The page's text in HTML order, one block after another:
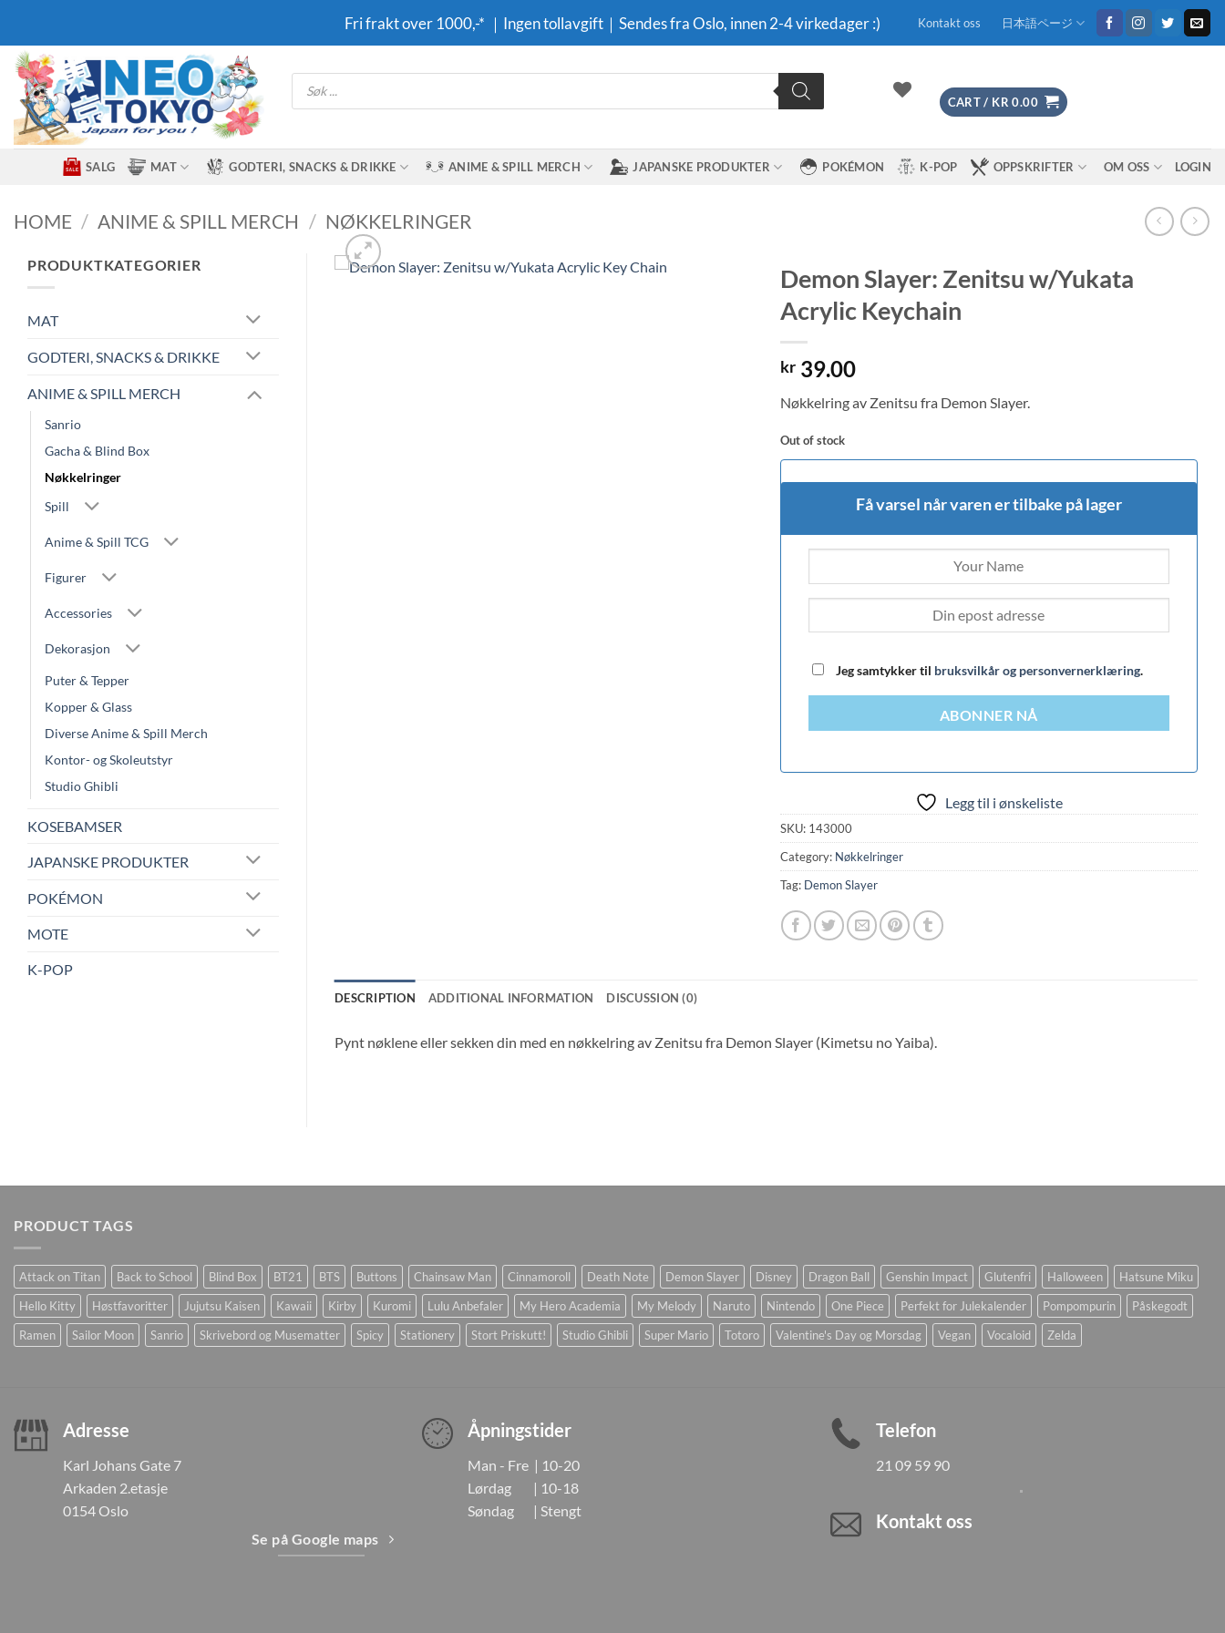
content
Fri frakt over 1000,-* ｜Ingen tollavgift｜Sendes fra Oslo, innen 2-4 virkedager :) Kontakt oss 日本語ページ
Products
search
CART / KR 0.00
SALG MAT GODTERI, SNACKS & DRIKKE ANIME & SPILL MERCH JAPANSKE PRODUKTER POKÉMON K-POP OPPSKRIFTER OM OSS LOGIN
HOME / ANIME & SPILL MERCH / NØKKELRINGER
PRODUKTKATEGORIER
MAT
GODTERI, SNACKS & DRIKKE
ANIME & SPILL MERCH
Sanrio
Gacha & Blind Box
Nøkkelringer
Spill
Anime & Spill TCG
Figurer
Accessories
Dekorasjon
Puter & Tepper
Kopper & Glass
Diverse Anime & Spill Merch
Kontor- og Skoleutstyr
Studio Ghibli
KOSEBAMSER
JAPANSKE PRODUKTER
POKÉMON
MOTE
K-POP
Demon Slayer: Zenitsu w/Yukata
Acrylic Keychain
kr39.00
Nøkkelring av Zenitsu fra Demon Slayer.
Out of stock
Få varsel når varen er tilbake på lager
Jeg samtykker til bruksvilkår og personvernerklæring.
ABONNER NÅ
Legg til i ønskeliste
SKU: 143000
Category: Nøkkelringer
Tag: Demon Slayer
DESCRIPTION ADDITIONAL INFORMATION DISCUSSION (0)
Pynt nøklene eller sekken din med en nøkkelring av Zenitsu fra Demon Slayer (Kimetsu no Yaiba).
PRODUCT TAGS
Attack on Titan Back to School Blind Box BT21 BTS Buttons Chainsaw Man Cinnamoroll Death Note Demon Slayer Disney Dragon Ball Genshin Impact Glutenfri Halloween
Hatsune Miku
Hello Kitty
Høstfavoritter Jujutsu Kaisen Kawaii Kirby Kuromi Lulu Anbefaler My Hero Academia My Melody Naruto Nintendo One Piece Perfekt for Julekalender Pompompurin
Påskegodt
Ramen
Sailor Moon Sanrio Skrivebord og Musematter Spicy Stationery Stort Priskutt! Studio Ghibli Super Mario Totoro Valentine's Day og Morsdag Vegan Vocaloid Zelda
Adresse
Karl Johans Gate 7
Arkaden 2.etasje
0154 Oslo
Se på Google maps
Åpningstider
Man - Fre | 10-20
Lørdag | 10-18
Søndag | Stengt
Telefon
21 09 59 90
Kontakt oss